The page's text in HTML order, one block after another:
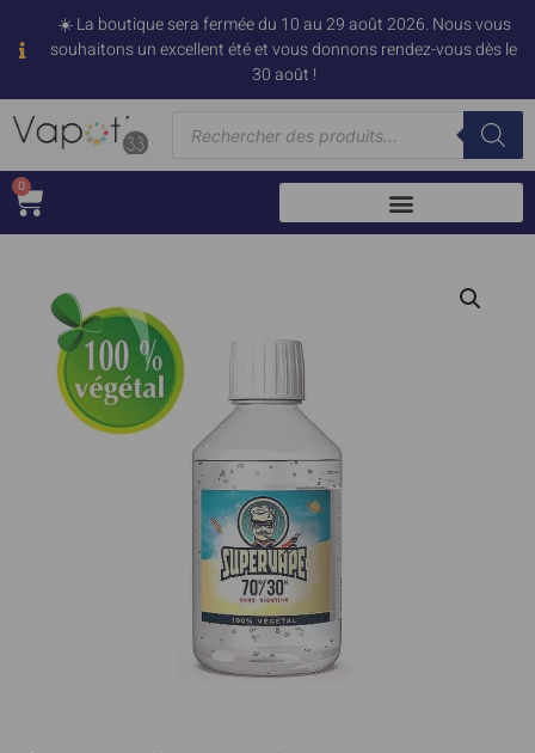
☀️ La boutique sera fermée du 10 au 29 août 2026. Nous vous
souhaitons un excellent été et vous donnons rendez-vous dès le
30 août !
0